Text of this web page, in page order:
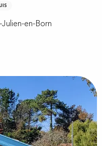
en-Born